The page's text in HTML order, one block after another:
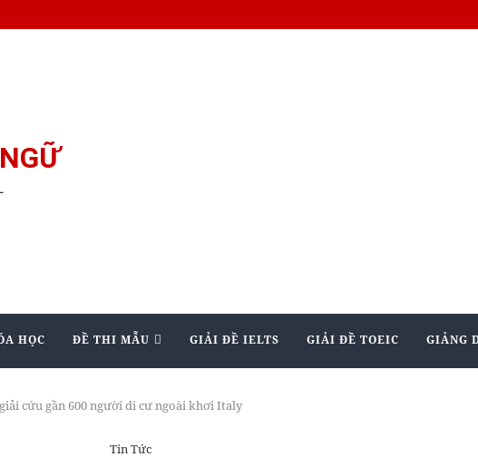
HỌC ĐỀ THI MẪU GIẢI ĐỀ IELTS GIẢI ĐỀ TOEIC GIẢNG
cứu gần 600 người di cư ngoài khơi Italy
Tin Tức